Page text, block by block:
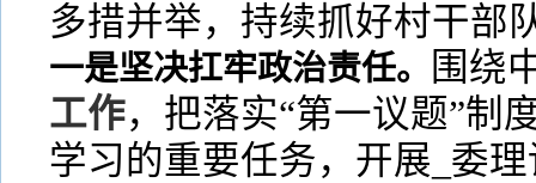
多措并举，持续抓好村干部
一是坚决扛牢政治责任。
围绕
工作，把落实“第一议题”制
学习的重要任务，开展_委